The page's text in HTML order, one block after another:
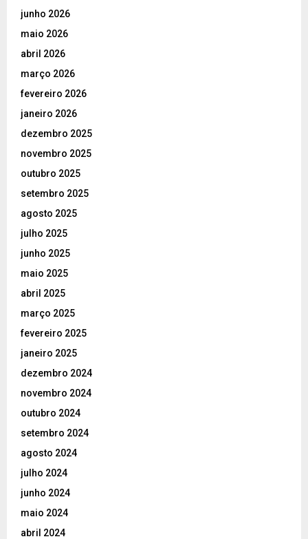
junho 2026
maio 2026
abril 2026
março 2026
fevereiro 2026
janeiro 2026
dezembro 2025
novembro 2025
outubro 2025
setembro 2025
agosto 2025
julho 2025
junho 2025
maio 2025
abril 2025
março 2025
fevereiro 2025
janeiro 2025
dezembro 2024
novembro 2024
outubro 2024
setembro 2024
agosto 2024
julho 2024
junho 2024
maio 2024
abril 2024